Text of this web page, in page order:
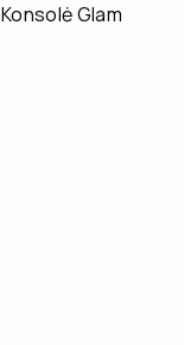
Konsolė Glam